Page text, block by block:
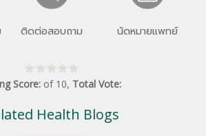
ติดต่อสอบถาม นัดหมายแพทย์
Score: of 10, Total Vote:
Health Blogs